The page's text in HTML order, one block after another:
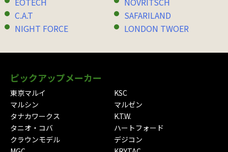
C.A.T
SAFARILAND
NIGHT FORCE
LONDON TWOER
ピックアップメーカー
東京マルイ
KSC
マルシン
マルゼン
タナカワークス
K.T.W.
タニオ・コバ
ハートフォード
クラウンモデル
デジコン